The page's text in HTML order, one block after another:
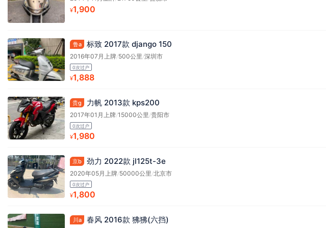
¥1,900
鲁a 标致 2017款 django 150
2016年07月上牌/500公里/深圳市
0次过户
¥1,888
贵g 力帆 2013款 kps200
2017年01月上牌/15000公里/贵阳市
0次过户
¥1,980
京b 劲力 2022款 jl125t-3e
2020年05月上牌/50000公里 /北京市
0次过户
¥1,800
川a 春风 2016款 狒狒(六挡)